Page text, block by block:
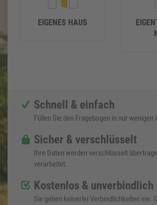
EIGENES HAUS
Schnell & einfach
Füllen Sie den Fragebogen in nur wenigen
Sicher & verschlüsselt
Ihre Daten werden verschlüsselt
verarbeitet.
Kostenlos & unverbindlich
Sie gehen keinerlei Verbindlichkeiten ein.